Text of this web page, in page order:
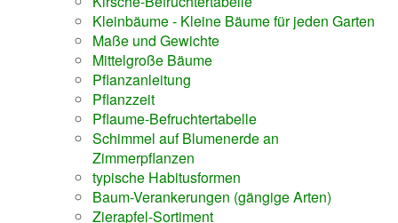
Kleinbäume - Kleine Bäume für jeden Garten
Maße und Gewichte
Mittelgroße Bäume
Pflanzanleitung
Pflanzzeit
Pflaume-Befruchtertabelle
Schimmel auf Blumenerde an
Zimmerpflanzen
typische Habitusformen
Baum-Verankerungen (gängige Arten)
Zierapfel-Sortiment